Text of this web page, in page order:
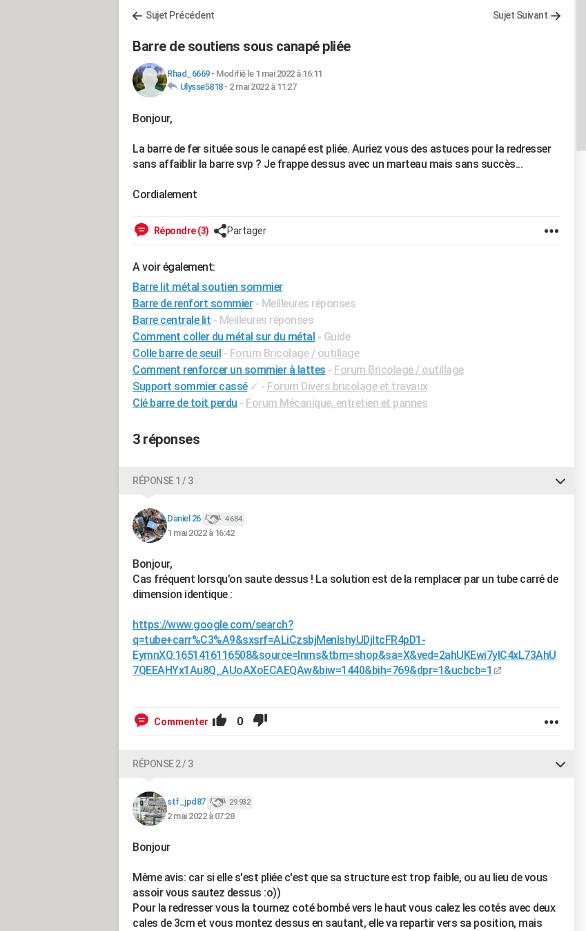
Sujet Précédent Sujet Suivant
Barre de soutiens sous canapé pliée
Rhad_6669- Modifié le 1 mai 2022 à 16:11
Ulysse5818- 2 mai 2022 à 11:27
Bonjour,
La barre de fer située sous le canapé est pliée. Auriez vous des astuces pour la redresser
sans affaiblir la barre svp ? Je frappe dessus avec un marteau mais sans succès...
Cordialement
Répondre (3) Partager
A voir également:
Barre lit métal soutien sommier
Barre de renfort sommier - Meilleures réponses
Barre centrale lit - Meilleures réponses
Comment coller du métal sur du métal - Guide
Colle barre de seuil - Forum Bricolage / outillage
Comment renforcer un sommier à lattes - Forum Bricolage / outillage
Support sommier cassé ✓ - Forum Divers bricolage et travaux
Clé barre de toit perdu - Forum Mécanique, entretien et pannes
3 réponses
RÉPONSE 1 / 3
Daniel 26 4 684
1 mai 2022 à 16:42
Bonjour,
Cas fréquent lorsqu’on saute dessus ! La solution est de la remplacer par un tube carré de
dimension identique :
https://www.google.com/search?
q=tube+carr%C3%A9&sxsrf=ALiCzsbjMenlshyUDjItcFR4pD1-
EymnXQ:1651416116508&source=lnms&tbm=shop&sa=X&ved=2ahUKEwi7yIC4xL73AhU
7QEEAHYx1Au8Q_AUoAXoECAEQAw&biw=1440&bih=769&dpr=1&ucbcb=1
Commenter 0
RÉPONSE 2 / 3
stf_jpd87 29 932
2 mai 2022 à 07:28
Bonjour
Même avis: car si elle s'est pliée c'est que sa structure est trop faible, ou au lieu de vous
assoir vous sautez dessus :o))
Pour la redresser vous la tournez coté bombé vers le haut vous calez les cotés avec deux
cales de 3cm et vous montez dessus en sautant, elle va repartir vers sa position, mais